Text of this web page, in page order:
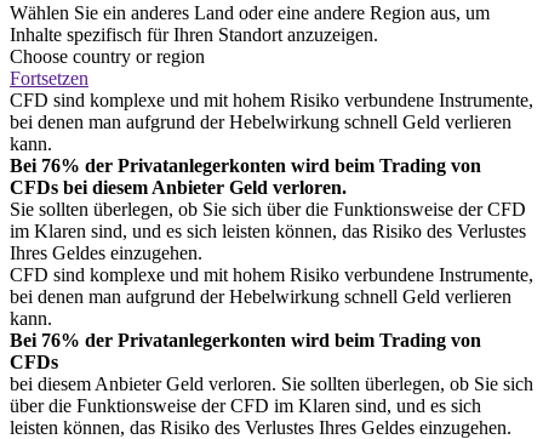
Wählen Sie ein anderes Land oder eine andere Region aus, um
Inhalte spezifisch für Ihren Standort anzuzeigen.
Choose country or region
Fortsetzen
CFD sind komplexe und mit hohem Risiko verbundene Instrumente,
bei denen man aufgrund der Hebelwirkung schnell Geld verlieren
kann.
Bei 76% der Privatanlegerkonten wird beim Trading von
CFDs bei diesem Anbieter Geld verloren.
Sie sollten überlegen, ob Sie sich über die Funktionsweise der CFD
im Klaren sind, und es sich leisten können, das Risiko des Verlustes
Ihres Geldes einzugehen.
CFD sind komplexe und mit hohem Risiko verbundene Instrumente,
bei denen man aufgrund der Hebelwirkung schnell Geld verlieren
kann.
Bei 76% der Privatanlegerkonten wird beim Trading von
CFDs
bei diesem Anbieter Geld verloren. Sie sollten überlegen, ob Sie sich
über die Funktionsweise der CFD im Klaren sind, und es sich
leisten können, das Risiko des Verlustes Ihres Geldes einzugehen.